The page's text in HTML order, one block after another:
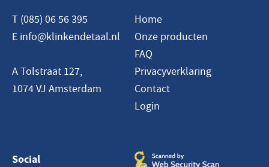
T (085) 06 56 395
E info@klinkendetaal.nl
A Tolstraat 127,
1074 VJ Amsterdam
Home
Onze producten
FAQ
Privacyverklaring
Contact
Login
Social